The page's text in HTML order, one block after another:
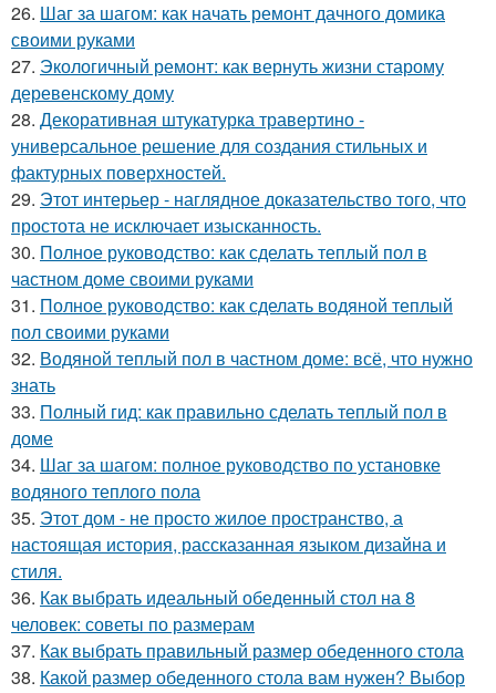
26. Шаг за шагом: как начать ремонт дачного домика
своими руками
27. Экологичный ремонт: как вернуть жизни старому
деревенскому дому
28. Декоративная штукатурка травертино -
универсальное решение для создания стильных и
фактурных поверхностей.
29. Этот интерьер - наглядное доказательство того, что
простота не исключает изысканность.
30. Полное руководство: как сделать теплый пол в
частном доме своими руками
31. Полное руководство: как сделать водяной теплый
пол своими руками
32. Водяной теплый пол в частном доме: всё, что нужно
знать
33. Полный гид: как правильно сделать теплый пол в
доме
34. Шаг за шагом: полное руководство по установке
водяного теплого пола
35. Этот дом - не просто жилое пространство, а
настоящая история, рассказанная языком дизайна и
стиля.
36. Как выбрать идеальный обеденный стол на 8
человек: советы по размерам
37. Как выбрать правильный размер обеденного стола
38. Какой размер обеденного стола вам нужен? Выбор